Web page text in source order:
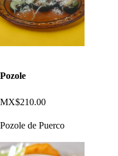
Pozole
MX$210.00
Pozole de Puerco